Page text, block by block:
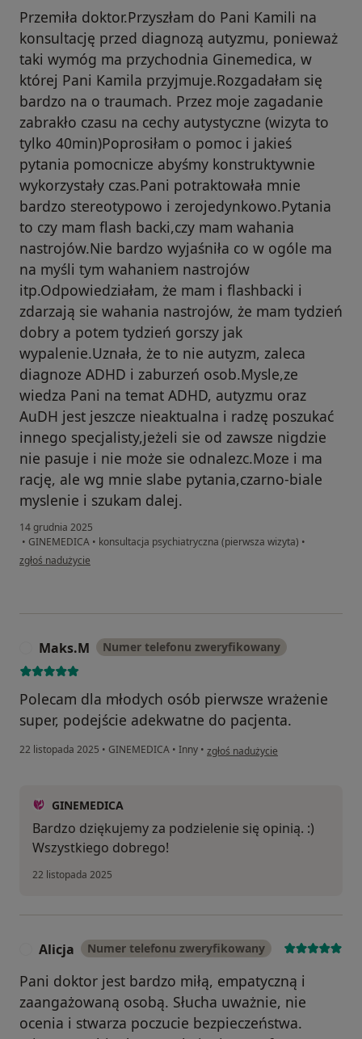
Przemiła doktor.Przyszłam do Pani Kamili na
konsultację przed diagnozą autyzmu, ponieważ
taki wymóg ma przychodnia Ginemedica, w
której Pani Kamila przyjmuje.Rozgadałam się
bardzo na o traumach. Przez moje zagadanie
zabrakło czasu na cechy autystyczne (wizyta to
tylko 40min)Poprosiłam o pomoc i jakieś
pytania pomocnicze abyśmy konstruktywnie
wykorzystały czas.Pani potraktowała mnie
bardzo stereotypowo i zerojedynkowo.Pytania
to czy mam flash backi,czy mam wahania
nastrojów.Nie bardzo wyjaśniła co w ogóle ma
na myśli tym wahaniem nastrojów
itp.Odpowiedziałam, że mam i flashbacki i
zdarzają sie wahania nastrojów, że mam tydzień
dobry a potem tydzień gorszy jak
wypalenie.Uznała, że to nie autyzm, zaleca
diagnoze ADHD i zaburzeń osob.Mysle,ze
wiedza Pani na temat ADHD, autyzmu oraz
AuDH jest jeszcze nieaktualna i radzę poszukać
innego specjalisty,jeżeli sie od zawsze nigdzie
nie pasuje i nie może sie odnalezc.Moze i ma
rację, ale wg mnie slabe pytania,czarno-biale
myslenie i szukam dalej.
14 grudnia 2025
• GINEMEDICA • konsultacja psychiatryczna (pierwsza wizyta) •
w opinii użytkownika Agata Trybura
zgłoś nadużycie
Maks.M Numer telefonu zweryfikowany
Polecam dla młodych osób pierwsze wrażenie
super, podejście adekwatne do pacjenta.
22 listopada 2025 • GINEMEDICA • Inny • w opinii użytkownika Maks.M
zgłoś nadużycie
GINEMEDICA
Bardzo dziękujemy za podzielenie się opinią. :)
Wszystkiego dobrego!
22 listopada 2025
Alicja Numer telefonu zweryfikowany
Pani doktor jest bardzo miłą, empatyczną i
zaangażowaną osobą. Słucha uważnie, nie
ocenia i stwarza poczucie bezpieczeństwa.